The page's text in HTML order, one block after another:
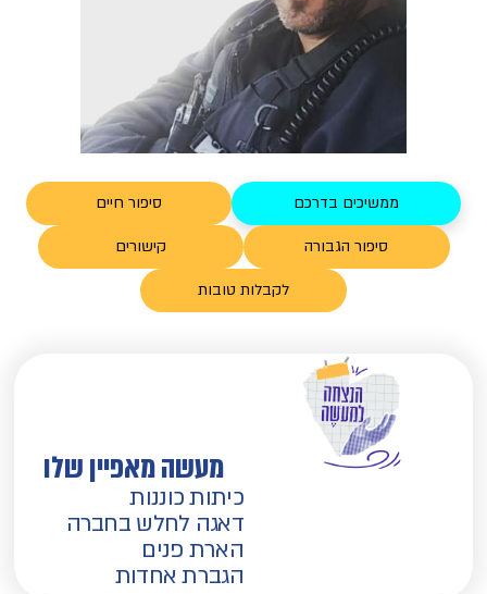
ממשיכים בדרכם סיפור חיים
סיפור הגבורה קישורים
לקבלות טובות
מעשה מאפיין שלו
כיתות כוננות
דאגה לחלש בחברה
הארת פנים
הגברת אחדות